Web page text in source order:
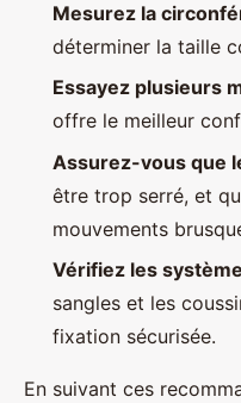
Mesurez la
déterminer la taille
Essayez plusieurs
offre le meilleur
Assurez-vous que
être trop serré, et
mouvements
Vérifiez les
sangles et les
fixation sécurisée.
En suivant ces